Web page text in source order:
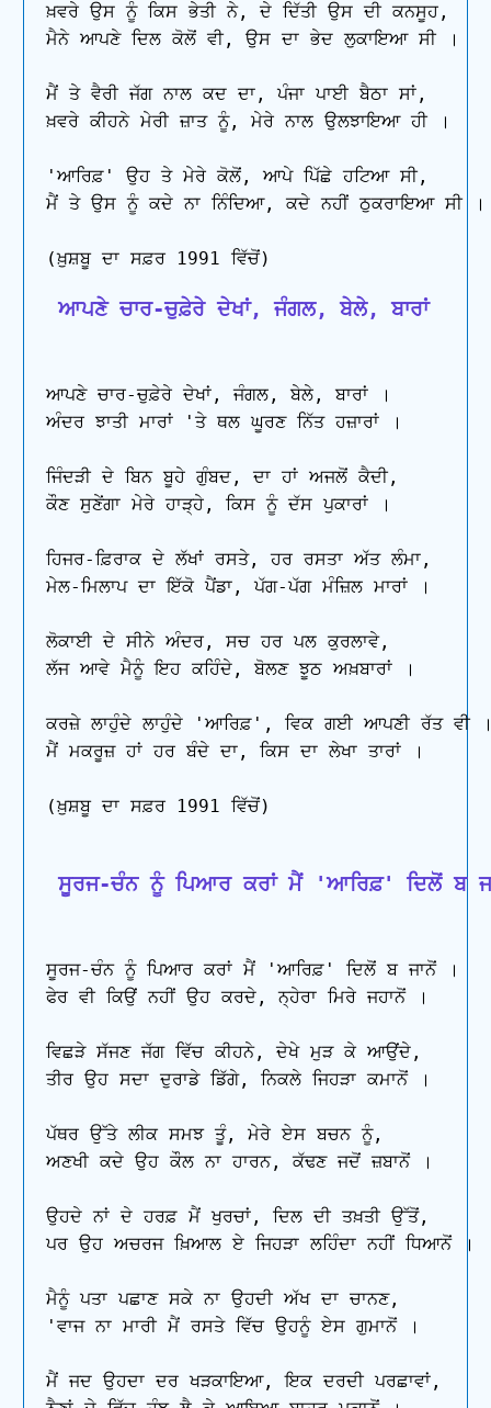
ਖ਼ਵਰੇ ਉਸ ਨੂੰ ਕਿਸ ਭੇਤੀ ਨੇ, ਦੇ ਦਿੱਤੀ ਉਸ ਦੀ ਕਨਸੂਹ,
ਮੈਨੇ ਆਪਣੇ ਦਿਲ ਕੋਲੋਂ ਵੀ, ਉਸ ਦਾ ਭੇਦ ਲੁਕਾਇਆ ਸੀ ।
ਮੈਂ ਤੇ ਵੈਰੀ ਜੱਗ ਨਾਲ ਕਦ ਦਾ, ਪੰਜਾ ਪਾਈ ਬੈਠਾ ਸਾਂ,
ਖ਼ਵਰੇ ਕੀਹਨੇ ਮੇਰੀ ਜ਼ਾਤ ਨੂੰ, ਮੇਰੇ ਨਾਲ ਉਲਝਾਇਆ ਹੀ ।
'ਆਰਿਫ਼' ਉਹ ਤੇ ਮੇਰੇ ਕੋਲੋਂ, ਆਪੇ ਪਿੱਛੇ ਹਟਿਆ ਸੀ,
ਮੈਂ ਤੇ ਉਸ ਨੂੰ ਕਦੇ ਨਾ ਨਿੰਦਿਆ, ਕਦੇ ਨਹੀਂ ਠੁਕਰਾਇਆ ਸੀ ।
ਆਪਣੇ ਚਾਰ-ਚੁਫ਼ੇਰੇ ਦੇਖਾਂ, ਜੰਗਲ, ਬੇਲੇ, ਬਾਰਾਂ
ਆਪਣੇ ਚਾਰ-ਚੁਫ਼ੇਰੇ ਦੇਖਾਂ, ਜੰਗਲ, ਬੇਲੇ, ਬਾਰਾਂ ।
ਅੰਦਰ ਝਾਤੀ ਮਾਰਾਂ 'ਤੇ ਥਲ ਘੂਰਣ ਨਿੱਤ ਹਜ਼ਾਰਾਂ ।
ਜਿੰਦੜੀ ਦੇ ਬਿਨ ਬੂਹੇ ਗੁੰਬਦ, ਦਾ ਹਾਂ ਅਜਲੋਂ ਕੈਦੀ,
ਕੌਣ ਸੁਣੇਂਗਾ ਮੇਰੇ ਹਾੜ੍ਹੇ, ਕਿਸ ਨੂੰ ਦੱਸ ਪੁਕਾਰਾਂ ।
ਹਿਜਰ-ਫ਼ਿਰਾਕ ਦੇ ਲੱਖਾਂ ਰਸਤੇ, ਹਰ ਰਸਤਾ ਅੱਤ ਲੰਮਾ,
ਮੇਲ-ਮਿਲਾਪ ਦਾ ਇੱਕੋ ਪੈਂਡਾ, ਪੱਗ-ਪੱਗ ਮੰਜ਼ਿਲ ਮਾਰਾਂ ।
ਲੋਕਾਈ ਦੇ ਸੀਨੇ ਅੰਦਰ, ਸਚ ਹਰ ਪਲ ਕੁਰਲਾਵੇ,
ਲੱਜ ਆਵੇ ਮੈਨੂੰ ਇਹ ਕਹਿੰਦੇ, ਬੋਲਣ ਝੂਠ ਅਖ਼ਬਾਰਾਂ ।
ਕਰਜ਼ੇ ਲਾਹੁੰਦੇ ਲਾਹੁੰਦੇ 'ਆਰਿਫ਼', ਵਿਕ ਗਈ ਆਪਣੀ ਰੱਤ ਵੀ
ਮੈਂ ਮਕਰੂਜ਼ ਹਾਂ ਹਰ ਬੰਦੇ ਦਾ, ਕਿਸ ਦਾ ਲੇਖਾ ਤਾਰਾਂ ।
(ਖ਼ੁਸ਼ਬੂ ਦਾ ਸਫ਼ਰ 1991 ਵਿੱਚੋਂ)
ਸੂਰਜ-ਚੰਨ ਨੂੰ ਪਿਆਰ ਕਰਾਂ ਮੈਂ 'ਆਰਿਫ਼' ਦਿਲੋਂ ਬ
ਸੂਰਜ-ਚੰਨ ਨੂੰ ਪਿਆਰ ਕਰਾਂ ਮੈਂ 'ਆਰਿਫ਼' ਦਿਲੋਂ ਬ ਜਾਨੋਂ ।
ਫੇਰ ਵੀ ਕਿਉਂ ਨਹੀਂ ਉਹ ਕਰਦੇ, ਨ੍ਹੇਰਾ ਮਿਰੇ ਜਹਾਨੋਂ ।
ਵਿਛੜੇ ਸੱਜਣ ਜੱਗ ਵਿੱਚ ਕੀਹਨੇ, ਦੇਖੇ ਮੁੜ ਕੇ ਆਉਂਦੇ,
ਤੀਰ ਉਹ ਸਦਾ ਦੁਰਾਡੇ ਡਿੱਗੇ, ਨਿਕਲੇ ਜਿਹੜਾ ਕਮਾਨੋਂ ।
ਪੱਥਰ ਉੱਤੇ ਲੀਕ ਸਮਝ ਤੂੰ, ਮੇਰੇ ਏਸ ਬਚਨ ਨੂੰ,
ਅਣਖੀ ਕਦੇ ਉਹ ਕੌਲ ਨਾ ਹਾਰਨ, ਕੱਢਣ ਜਦੋਂ ਜ਼ਬਾਨੋਂ ।
ਉਹਦੇ ਨਾਂ ਦੇ ਹਰਫ਼ ਮੈਂ ਖੁਰਚਾਂ, ਦਿਲ ਦੀ ਤਖ਼ਤੀ ਉੱਤੋਂ,
ਪਰ ਉਹ ਅਚਰਜ ਖ਼ਿਆਲ ਏ ਜਿਹੜਾ ਲਹਿੰਦਾ ਨਹੀਂ ਧਿਆਨੋਂ ।
ਮੈਨੂੰ ਪਤਾ ਪਛਾਣ ਸਕੇ ਨਾ ਉਹਦੀ ਅੱਖ ਦਾ ਚਾਨਣ,
'ਵਾਜ ਨਾ ਮਾਰੀ ਮੈਂ ਰਸਤੇ ਵਿੱਚ ਉਹਨੂੰ ਏਸ ਗੁਮਾਨੋਂ ।
ਮੈਂ ਜਦ ਉਹਦਾ ਦਰ ਖੜਕਾਇਆ, ਇਕ ਦਰਦੀ ਪਰਛਾਵਾਂ,